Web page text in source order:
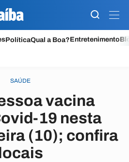
PolíticaQual a Boa?Entretenimento
SAÚDE
vacina
19 nesta
(10); confira
locais